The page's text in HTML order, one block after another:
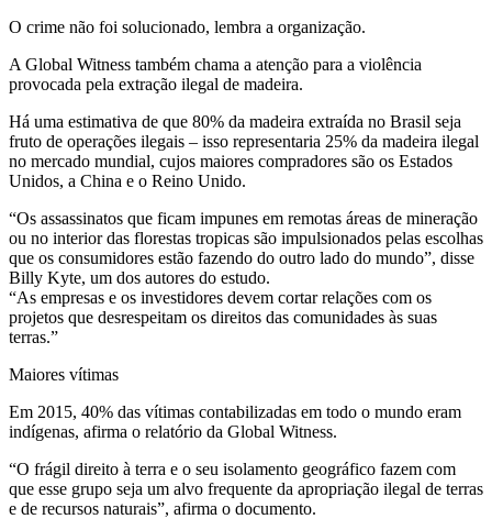
O crime não foi solucionado, lembra a organização.
A Global Witness também chama a atenção para a violência
provocada pela extração ilegal de madeira.
Há uma estimativa de que 80% da madeira extraída no Brasil seja
fruto de operações ilegais – isso representaria 25% da madeira ilegal
no mercado mundial, cujos maiores compradores são os Estados
Unidos, a China e o Reino Unido.
“Os assassinatos que ficam impunes em remotas áreas de mineração
ou no interior das florestas tropicas são impulsionados pelas escolhas
que os consumidores estão fazendo do outro lado do mundo”, disse
Billy Kyte, um dos autores do estudo.
“As empresas e os investidores devem cortar relações com os
projetos que desrespeitam os direitos das comunidades às suas
terras.”
Maiores vítimas
Em 2015, 40% das vítimas contabilizadas em todo o mundo eram
indígenas, afirma o relatório da Global Witness.
“O frágil direito à terra e o seu isolamento geográfico fazem com
que esse grupo seja um alvo frequente da apropriação ilegal de terras
e de recursos naturais”, afirma o documento.